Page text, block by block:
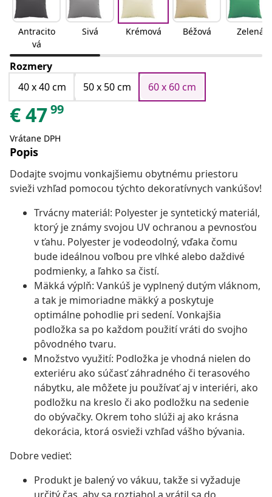
Antracito
vá
Sivá Krémová Béžová Zelená
Rozmery
40 x 40 cm
50 x 50 cm 60 x 60 cm
€4799
Vrátane DPH
Popis
Dodajte svojmu vonkajšiemu obytnému priestoru
svieži vzhľad pomocou týchto dekoratívnych vankúšov!
Trvácny materiál: Polyester je syntetický materiál,
ktorý je známy svojou UV ochranou a pevnosťou
v ťahu. Polyester je vodeodolný, vďaka čomu
bude ideálnou voľbou pre vlhké alebo daždivé
podmienky, a ľahko sa čistí.
Mäkká výplň: Vankúš je vyplnený dutým vláknom,
a tak je mimoriadne mäkký a poskytuje
optimálne pohodlie pri sedení. Vonkajšia
podložka sa po každom použití vráti do svojho
pôvodného tvaru.
Množstvo využití: Podložka je vhodná nielen do
exteriéru ako súčasť záhradného či terasového
nábytku, ale môžete ju používať aj v interiéri, ako
podložku na kreslo či ako podložku na sedenie
do obývačky. Okrem toho slúži aj ako krásna
dekorácia, ktorá osvieži vzhľad vášho bývania.
Dobre vedieť:
Produkt je balený vo vákuu, takže si vyžaduje